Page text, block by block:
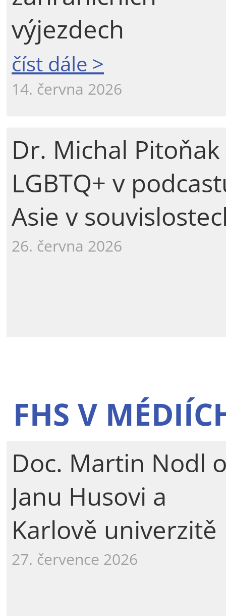
výjezdech
číst dále >
14. června 2026
Dr. Michal
LGBTQ+ v
Asie v
26. června 2026
FHS V
Doc. Martin Nodl
Janu Husovi a
Karlově univerzitě
27. července 2026